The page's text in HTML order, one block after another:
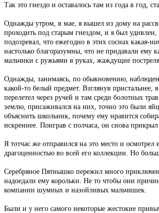
Так это гнездо и оставалось там из года в год,
Однажды утром, в мае, я вышел из дому на
проходить под старым гнездом, и я был
подозревал, что ежегодно в этих соснах какая-
настолько благоразумны, что не придавали
мальчики с ружьями в руках, жаждущие
Однажды, занимаясь, по обыкновению,
какой-то белый предмет. Взглянув
перелетел через ручей и там среди болотных
землю, присаживался на них, точно это были
объяснить школьник, почему ему нравится
искреннее. Поиграв с полчаса, он снова
Я тотчас же отправился на это место и
драгоценностью во всей его коллекции. Но
Серебряное Пятнышко пережил много
надоедали ему корольки. Не то чтобы они
компании шумных и назойливых мальчишек.
Были и у него самого некоторые жестокие